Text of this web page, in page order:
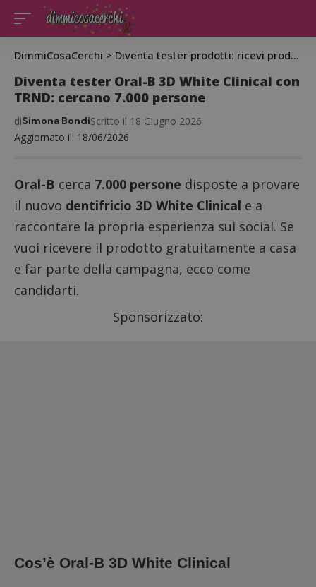
DimmiCosaCerchi > Diventa tester prodotti: ricevi prodotti gratis da testare
Diventa tester Oral-B 3D White Clinical con
TRND: cercano 7.000 persone
Aggiornato il: 18/06/2026
diSimona BondiScritto il 18 Giugno 2026
Oral-B cerca 7.000 persone disposte a provare
il nuovo dentifricio 3D White Clinical e a
raccontare la propria esperienza sui social. Se
vuoi ricevere il prodotto gratuitamente a casa
e far parte della campagna, ecco come
candidarti.
Sponsorizzato:
Cos’è Oral-B 3D White Clinical